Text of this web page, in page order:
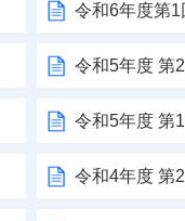
令和6年度第
令和5年度 第
令和5年度 第
令和4年度 第